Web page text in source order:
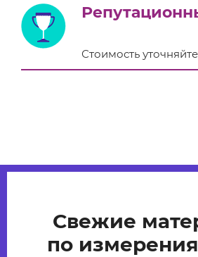
Стоимость уточняйте
Свежие
по